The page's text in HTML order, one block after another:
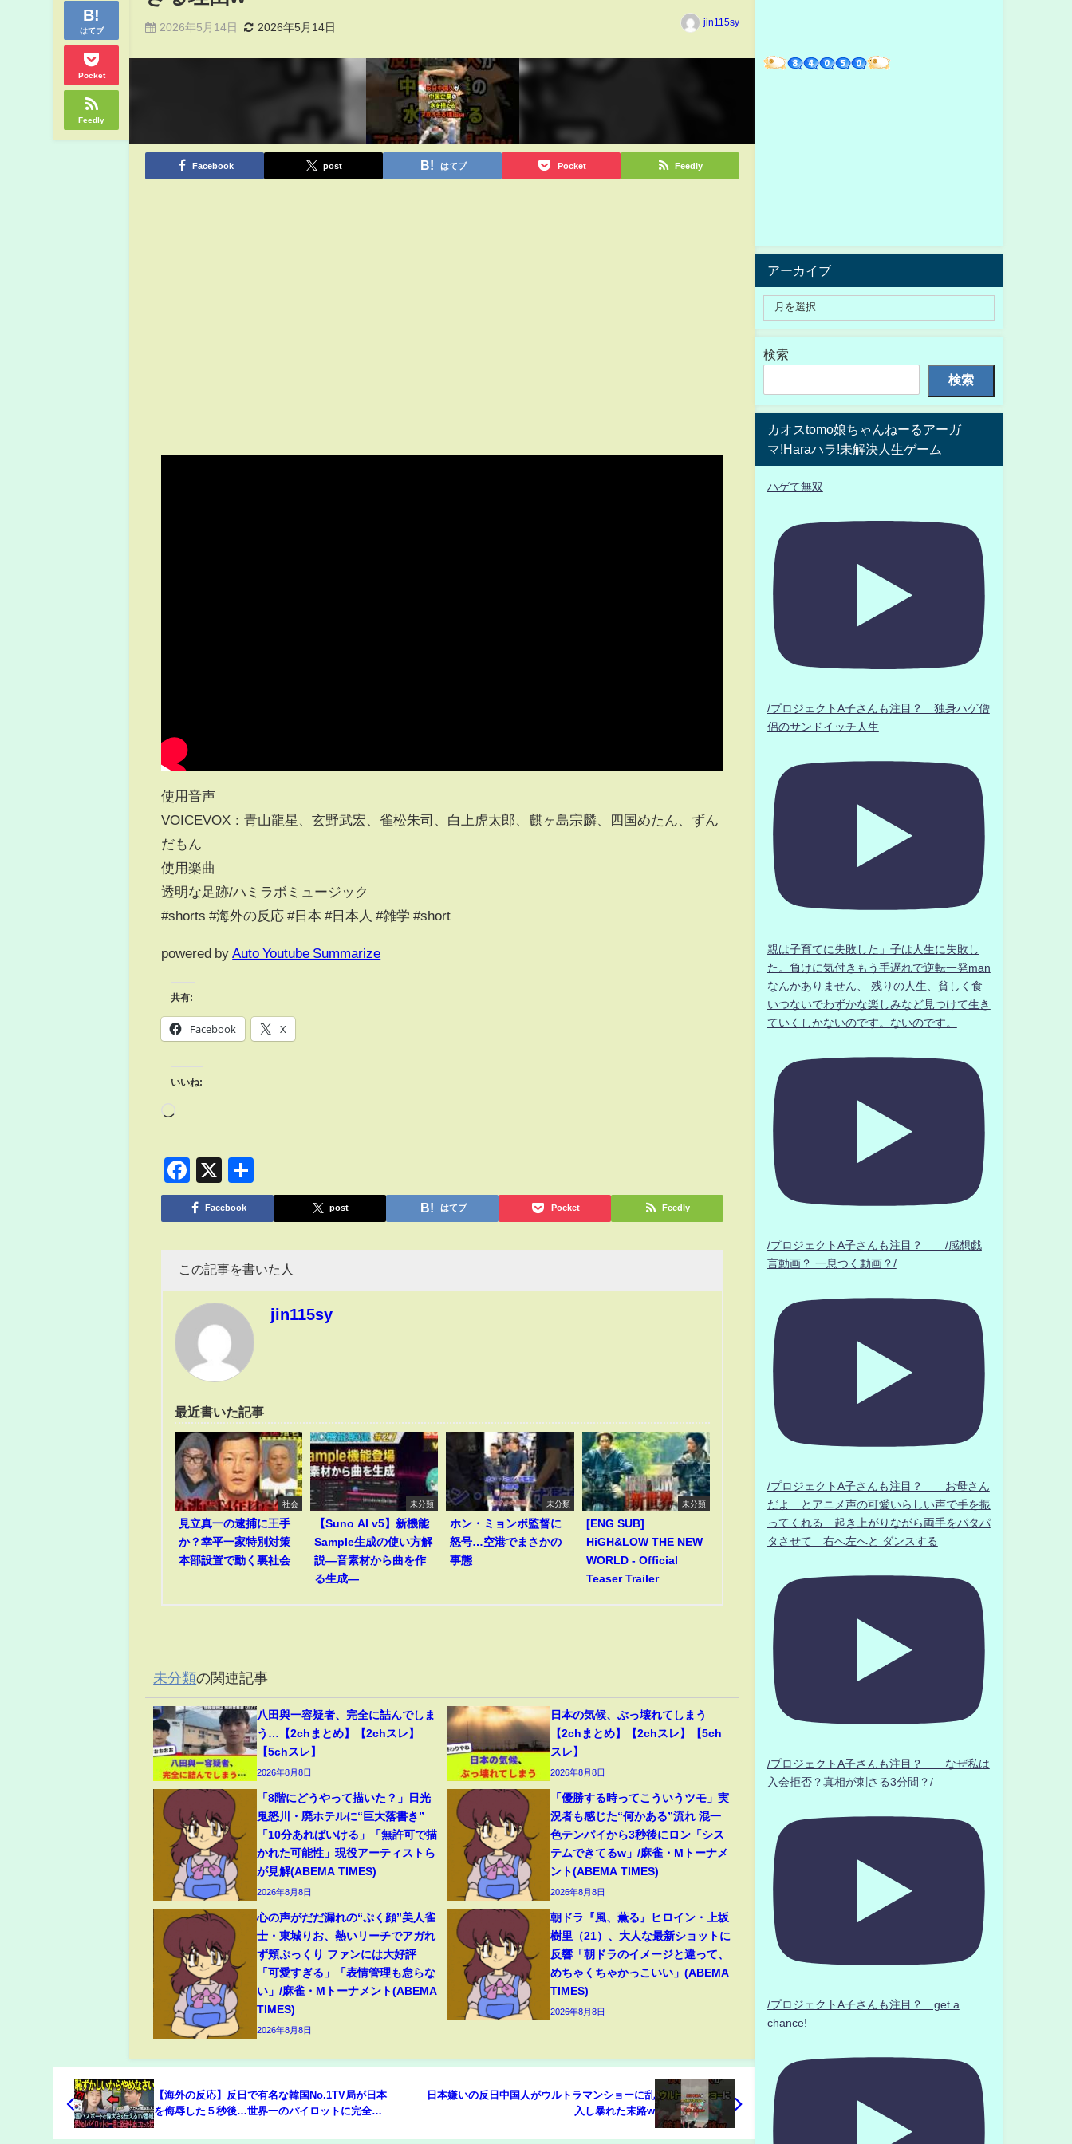
はてブ
Pocket
Feedly
2026年5月14日 2026年5月14日 jin115sy
Facebook post はてブ Pocket Feedly
使用音声
VOICEVOX：青山龍星、玄野武宏、雀松朱司、白上虎太郎、麒ヶ島宗麟、四国めたん、ずん
だもん
使用楽曲
透明な足跡/ハミラボミュージック
#shorts #海外の反応 #日本 #日本人 #雑学 #short
powered by Auto Youtube Summarize
共有:
Facebook X
いいね:
Facebook
X
有
Facebook post はてブ Pocket Feedly
この記事を書いた人
jin115sy
最近書いた記事
社会
見立真一の逮捕に王手
か？幸平一家特別対策
本部設置で動く裏社会
未分類
【Suno AI v5】新機能
Sample生成の使い方解
説―音素材から曲を作
る生成―
未分類
ホン・ミョンボ監督に
怒号…空港でまさかの
事態
未分類
[ENG SUB]
HiGH&LOW THE NEW
WORLD - Official
Teaser Trailer
未分類の関連記事
八田與一容疑者、完全に詰んでしま
う…【2chまとめ】【2chスレ】
【5chスレ】
2026年8月8日
日本の気候、ぶっ壊れてしまう
【2chまとめ】【2chスレ】【5ch
スレ】
2026年8月8日
「8階にどうやって描いた？」日光
鬼怒川・廃ホテルに“巨大落書き”
「10分あればいける」「無許可で描
かれた可能性」現役アーティストら
が見解(ABEMA TIMES)
2026年8月8日
「優勝する時ってこういうツモ」実
況者も感じた“何かある”流れ 混一
色テンパイから3秒後にロン「シス
テムできてるw」/麻雀・Mトーナメ
ント(ABEMA TIMES)
2026年8月8日
心の声がだだ漏れの“ぷく顔”美人雀
士・東城りお、熱いリーチでアガれ
ず頬ぷっくり ファンには大好評
「可愛すぎる」「表情管理も怠らな
い」/麻雀・Mトーナメント(ABEMA
TIMES)
2026年8月8日
朝ドラ『風、薫る』ヒロイン・上坂
樹里（21）、大人な最新ショットに
反響「朝ドラのイメージと違って、
めちゃくちゃかっこいい」(ABEMA
TIMES)
2026年8月8日
【海外の反応】反日で有名な韓国No.1TV局が日本
を侮辱した５秒後…世界一のパイロットに完全論
日本嫌いの反日中国人がウルトラマンショーに乱
入し暴れた末路w
アーカイブ
検索
検索
カオスtomo娘ちゃんねーるアーガ
マ!Haraハラ!未解決人生ゲーム
ハゲて無双
/プロジェクトA子さんも注目？ 独身ハゲ僧
侶のサンドイッチ人生
親は子育てに失敗した」子は人生に失敗し
た。負けに気付きもう手遅れで逆転一発man
なんかありません、 残りの人生、貧しく食
いつないでわずかな楽しみなど見つけて生き
ていくしかないのです。ないのです。
/プロジェクトA子さんも注目？ /感想戯
言動画？.一息つく動画？/
/プロジェクトA子さんも注目？ お母さん
だよ とアニメ声の可愛いらしい声で手を振
ってくれる 起き上がりながら両手をパタパ
タさせて 右へ左へと ダンスする
/プロジェクトA子さんも注目？ なぜ私は
入会拒否？真相が刺さる3分間？/
/プロジェクトA子さんも注目？ get a
chance!